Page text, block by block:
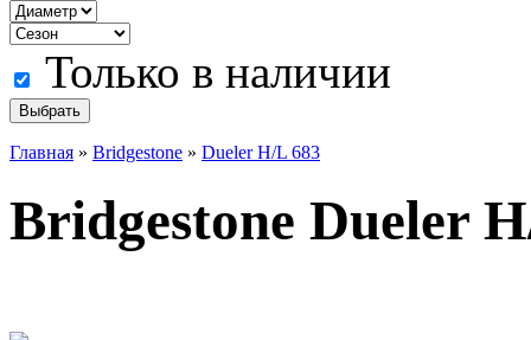
Только в наличии
Главная » Bridgestone » Dueler H/L 683
Bridgestone Dueler